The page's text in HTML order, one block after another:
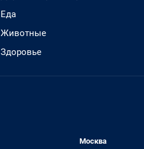
Еда
Животные
Здоровье
Москва